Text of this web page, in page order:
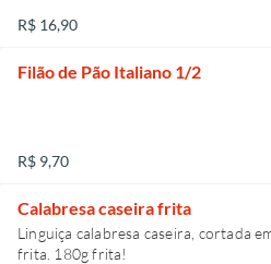
R$ 16,90
Filão de Pão Italiano 1/2
R$ 9,70
Calabresa caseira frita
Linguiça calabresa caseira, cortada
frita. 180g frita!